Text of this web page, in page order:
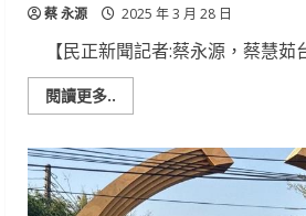
蔡 永源 2025 年 3 月 28 日
【民正新聞記者:蔡永源，蔡慧茹
閱讀更多..
more
臺
南
春
遊